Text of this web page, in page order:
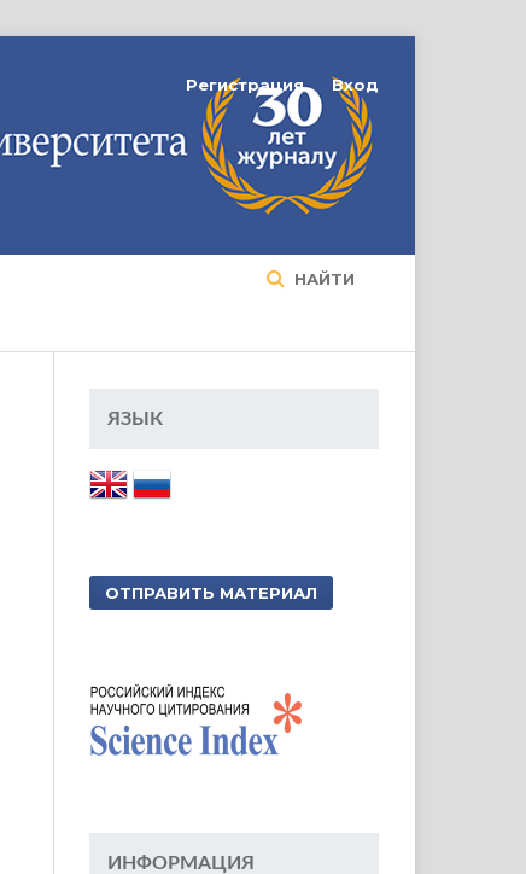
НАЙТИ
Регистрация Вход
ЯЗЫК
ОТПРАВИТЬ МАТЕРИАЛ
ИНФОРМАЦИЯ